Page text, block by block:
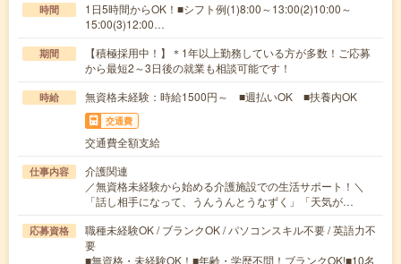
時間
1日5時間からOK！■シフト例(1)8:00～13:00(2)10:00～
15:00(3)12:00…
期間
【積極採用中！】＊1年以上勤務している方が多数！ご応募
から最短2～3日後の就業も相談可能です！
時給 無資格未経験：時給1500円～ ■週払いOK ■扶養内OK
交通費
交通費全額支給
仕事内容
介護関連
／無資格未経験から始める介護施設での生活サポート！＼
「話し相手になって、うんうんとうなずく」「天気が…
応募資格
職種未経験OK / ブランクOK / パソコンスキル不要 / 英語力不
要
■無資格・未経験OK！■年齢・学歴不問！ブランクOK!■10名